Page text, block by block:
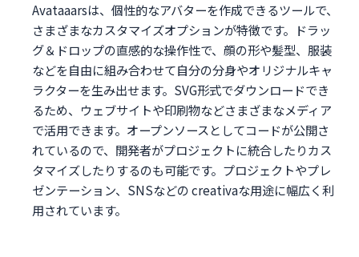
Avataaarsは、個性的なアバターを作成できるツールで、
さまざまなカスタマイズオプションが特徴です。ドラッ
グ＆ドロップの直感的な操作性で、顔の形や髪型、服装
などを自由に組み合わせて自分の分身やオリジナルキャ
ラクターを生み出せます。SVG形式でダウンロードでき
るため、ウェブサイトや印刷物などさまざまなメディア
で活用できます。オープンソースとしてコードが公開さ
れているので、開発者がプロジェクトに統合したりカス
タマイズしたりするのも可能です。プロジェクトやプレ
ゼンテーション、SNSなどの creativaな用途に幅広く利
用されています。